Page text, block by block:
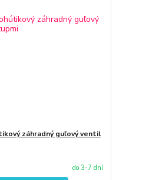
záhradný guľový ventil
do 3-7 dní